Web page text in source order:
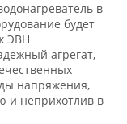
в
будет
ЭВН
агрегат,
напряжения,
и неприхотлив в